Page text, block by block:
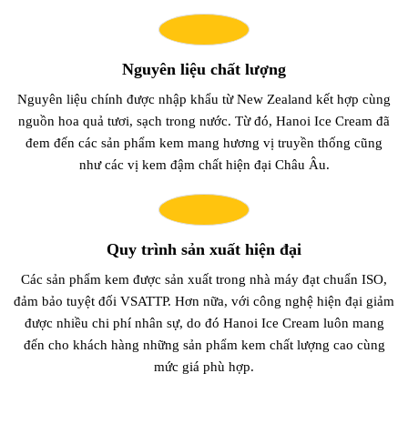
Nguyên liệu chất lượng
Nguyên liệu chính được nhập khẩu từ New Zealand kết hợp cùng
nguồn hoa quả tươi, sạch trong nước. Từ đó, Hanoi Ice Cream đã
đem đến các sản phẩm kem mang hương vị truyền thống cũng
như các vị kem đậm chất hiện đại Châu Âu.
Quy trình sản xuất hiện đại
Các sản phẩm kem được sản xuất trong nhà máy đạt chuẩn ISO,
đảm bảo tuyệt đối VSATTP. Hơn nữa, với công nghệ hiện đại giảm
được nhiều chi phí nhân sự, do đó Hanoi Ice Cream luôn mang
đến cho khách hàng những sản phẩm kem chất lượng cao cùng
mức giá phù hợp.